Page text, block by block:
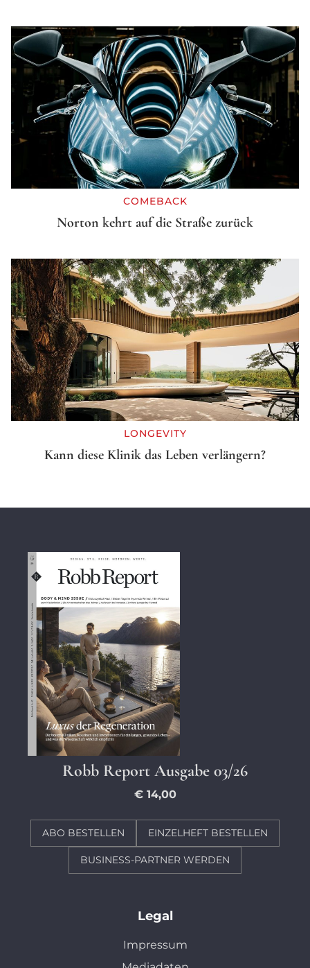
COMEBACK
Norton kehrt auf die Straße zurück
LONGEVITY
Kann diese Klinik das Leben verlängern?
Robb Report Ausgabe 03/26
€ 14,00
ABO BESTELLEN EINZELHEFT BESTELLEN
BUSINESS-PARTNER WERDEN
Legal
Impressum